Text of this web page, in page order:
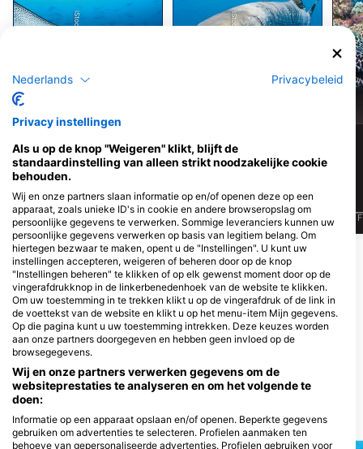
iStock/Juliosanjuan
Waarnemingen
J F M A M J J A S O N D
iStock-Global_Pics
6Waarnemingen
J F M A M J J A S O N D F
Duikcentra die deze duiklocatie
verzorgen
SCUBA SUR
Barranco de la Verga Anfi del Mar
Marina, 35120 Arguineguin, ICP -
Spanje
DUIKSTEKKEN IN DE BUURT
Nederlands Privacybeleid
Privacy instellingen
Als u op de knop "Weigeren" klikt, blijft de
standaardinstelling van alleen strikt noodzakelijke cookie
behouden.
Wij en onze partners slaan informatie op en/of openen deze op een
apparaat, zoals unieke ID's in cookie en andere browseropslag om
persoonlijke gegevens te verwerken. Sommige leveranciers kunnen uw
persoonlijke gegevens verwerken op basis van legitiem belang. Om
hiertegen bezwaar te maken, opent u de "Instellingen". U kunt uw
instellingen accepteren, weigeren of beheren door op de knop
"Instellingen beheren" te klikken of op elk gewenst moment door op de
vingerafdrukknop in de linkerbenedenhoek van de website te klikken.
Om uw toestemming in te trekken klikt u op de vingerafdruk of de link in
de voettekst van de website en klikt u op het menu-item Mijn gegevens.
Op die pagina kunt u uw toestemming intrekken. Deze keuzes worden
aan onze partners doorgegeven en hebben geen invloed op de
browsegegevens.
Wij en onze partners verwerken gegevens om de
websiteprestaties te analyseren en om het volgende te
doen:
Informatie op een apparaat opslaan en/of openen. Beperkte gegevens
gebruiken om advertenties te selecteren. Profielen aanmaken ten
behoeve van gepersonaliseerde advertenties. Profielen gebruiken voor